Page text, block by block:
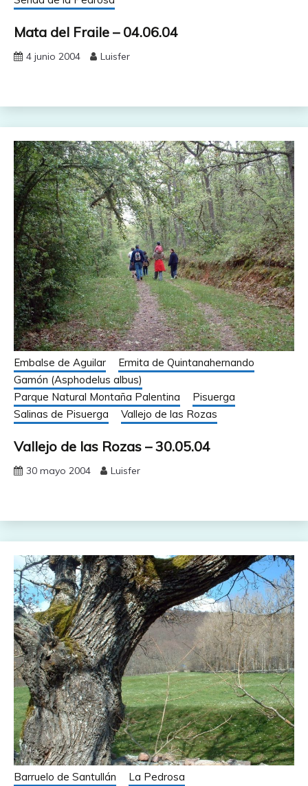
Mata del Fraile – 04.06.04
4 junio 2004 Luisfer
Embalse de Aguilar
Ermita de Quintanahernando
Gamón (Asphodelus albus)
Parque Natural Montaña Palentina
Pisuerga
Salinas de Pisuerga
Vallejo de las Rozas
Vallejo de las Rozas – 30.05.04
30 mayo 2004 Luisfer
Barruelo de Santullán
La Pedrosa